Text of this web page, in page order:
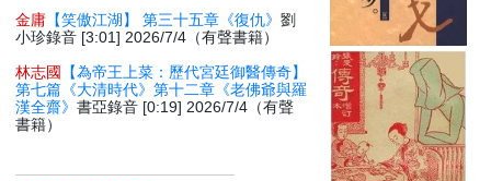
金庸 【笑傲江湖】 第三十五章《復仇》劉
小珍錄音 [3:01] 2026/7/4（有聲書籍）
林志國
【為帝王上菜：歷代宮廷御醫傳奇】
第七篇《大清時代》第十二章《老佛爺與羅
漢全齋》書亞錄音 [0:19] 2026/7/4（有聲
書籍）